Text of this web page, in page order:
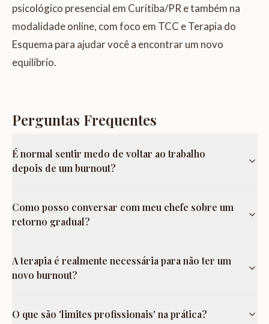
psicológico presencial em Curitiba/PR e também na
modalidade online, com foco em TCC e Terapia do
Esquema para ajudar você a encontrar um novo
equilíbrio.
Perguntas Frequentes
É normal sentir medo de voltar ao trabalho
depois de um burnout?
Como posso conversar com meu chefe sobre um
retorno gradual?
A terapia é realmente necessária para não ter um
novo burnout?
O que são 'limites profissionais' na prática?